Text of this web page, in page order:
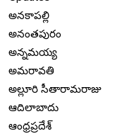
అనకాపల్లి
అనంతపురం
అన్నమయ్య
అమరావతి
అల్లూరి సీతారామరాజు
ఆదిలాబాదు
ఆంధ్రప్రదేశ్